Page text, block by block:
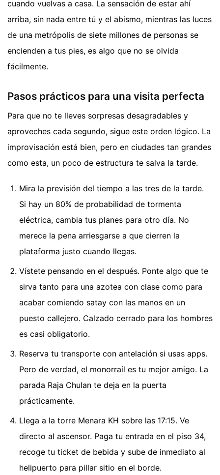
cuando vuelvas a casa. La sensación de estar ahí
arriba, sin nada entre tú y el abismo, mientras las luces
de una metrópolis de siete millones de personas se
encienden a tus pies, es algo que no se olvida
fácilmente.
Pasos prácticos para una visita perfecta
Para que no te lleves sorpresas desagradables y
aproveches cada segundo, sigue este orden lógico. La
improvisación está bien, pero en ciudades tan grandes
como esta, un poco de estructura te salva la tarde.
Mira la previsión del tiempo a las tres de la tarde.
Si hay un 80% de probabilidad de tormenta
eléctrica, cambia tus planes para otro día. No
merece la pena arriesgarse a que cierren la
plataforma justo cuando llegas.
Vístete pensando en el después. Ponte algo que te
sirva tanto para una azotea con clase como para
acabar comiendo satay con las manos en un
puesto callejero. Calzado cerrado para los hombres
es casi obligatorio.
Reserva tu transporte con antelación si usas apps.
Pero de verdad, el monorraíl es tu mejor amigo. La
parada Raja Chulan te deja en la puerta
prácticamente.
Llega a la torre Menara KH sobre las 17:15. Ve
directo al ascensor. Paga tu entrada en el piso 34,
recoge tu ticket de bebida y sube de inmediato al
helipuerto para pillar sitio en el borde.